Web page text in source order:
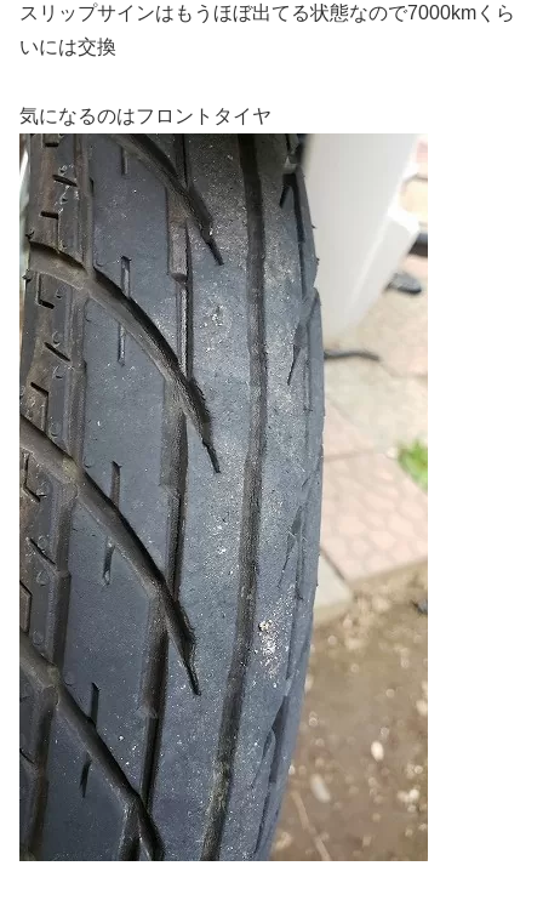
スリップサインはもうほぼ出てる状態なので7000kmくら
いには交換
気になるのはフロントタイヤ